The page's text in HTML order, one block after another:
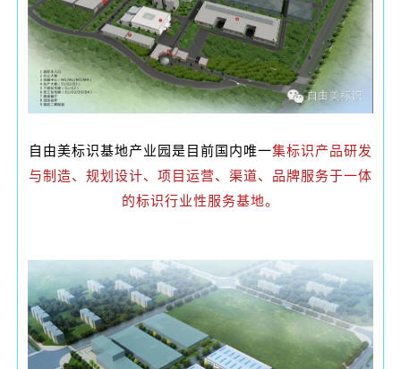
自由美标识基地产业园是目前国内唯一集标识产品研发
与制造、规划设计、项目运营、渠道、品牌服务于一体
的标识行业性服务基地。